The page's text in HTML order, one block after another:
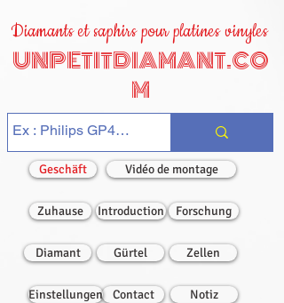
Diamants et saphirs pour platines vinyles
UNPETITDIAMANT.CO
M
Geschäft Vidéo de montage
Zuhause Introduction Forschung
Diamant Gürtel Zellen
Einstellungen Contact Notiz